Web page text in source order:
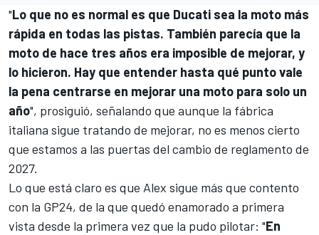
"Lo que no es normal es que Ducati sea la moto más
rápida en todas las pistas. También parecía que la
moto de hace tres años era imposible de mejorar, y
lo hicieron. Hay que entender hasta qué punto vale
la pena centrarse en mejorar una moto para solo un
año", prosiguió, señalando que aunque la fábrica
italiana sigue tratando de mejorar, no es menos cierto
que estamos a las puertas del cambio de reglamento de
2027.
Lo que está claro es que Alex sigue más que contento
con la GP24, de la que quedó enamorado a primera
vista desde la primera vez que la pudo pilotar: "En